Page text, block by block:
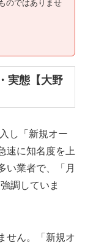
のではありませ
実態【大野
し「新規オー
速に知名度を上
い業者で、「月
調していま
せん。「新規オ